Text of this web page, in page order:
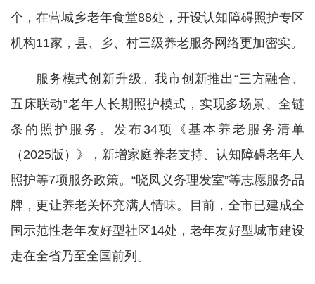
个，在营城乡老年食堂88处，开设认知障碍照护专区
机构11家，县、乡、村三级养老服务网络更加密实。
服务模式创新升级。我市创新推出“三方融合、
五床联动”老年人长期照护模式，实现多场景、全链
条的照护服务。发布34项《基本养老服务清单
（2025版）》，新增家庭养老支持、认知障碍老年人
照护等7项服务政策。“晓凤义务理发室”等志愿服务品
牌，更让养老关怀充满人情味。目前，全市已建成全
国示范性老年友好型社区14处，老年友好型城市建设
走在全省乃至全国前列。